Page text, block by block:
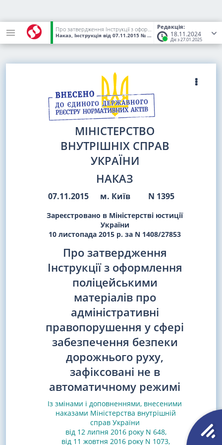
Редакція:
18.11.2024
Діє з 27.01.2025
Про затвердження Інструкції з оформлення поліцейськими матеріалів про адміністративні правопорушення у сфері забезпечення безпеки дорожнього руху, зафіксовані не в автоматичному режимі
Наказ, Інструкція від 07.11.2015 № 1395 (Статус:Чинний)
МІНІСТЕРСТВО
ВНУТРІШНІХ СПРАВ
УКРАЇНИ
НАКАЗ
07.11.2015 м. Київ N 1395
Зареєстровано в Міністерстві юстиції
України
10 листопада 2015 р. за N 1408/27853
Про затвердження
Інструкції з оформлення
поліцейськими
матеріалів про
адміністративні
правопорушення у сфері
забезпечення безпеки
дорожнього руху,
зафіксовані не в
автоматичному режимі
Із змінами і доповненнями, внесеними
наказами Міністерства внутрішній
справ України
від 12 липня 2016 року N 648,
від 11 жовтня 2016 року N 1073,